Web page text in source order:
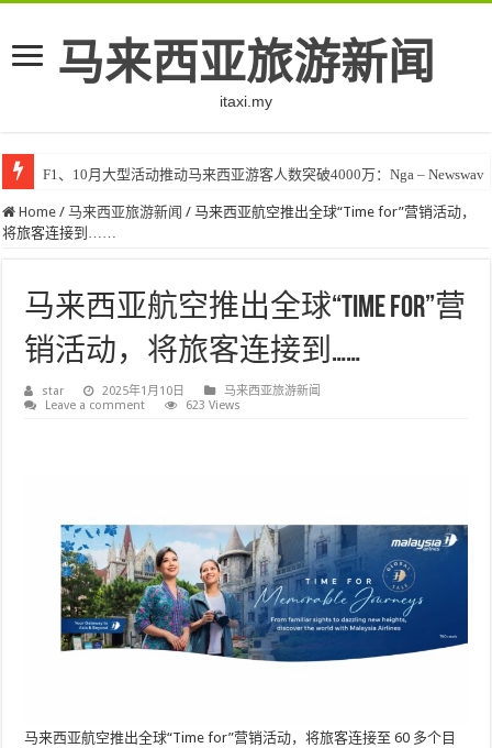
马来西亚旅游新闻
itaxi.my
F1、10月大型活动推动马来西亚游客人数突破4000万：Nga – Newswav
Home / 马来西亚旅游新闻 / 马来西亚航空推出全球“Time for”营销活动，
将旅客连接到……
马来西亚航空推出全球“Time for”营
销活动，将旅客连接到……
star 2025年1月10日
马来西亚旅游新闻
Leave a comment
623 Views
马来西亚航空推出全球“Time for”营销活动，将旅客连接至 60 多个目